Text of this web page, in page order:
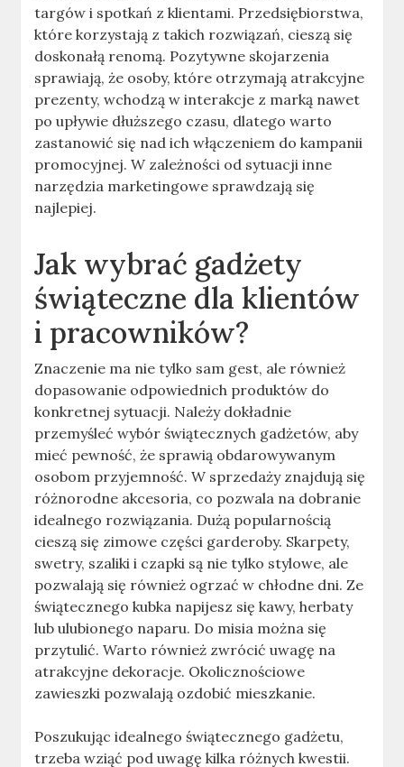
targów i spotkań z klientami. Przedsiębiorstwa,
które korzystają z takich rozwiązań, cieszą się
doskonałą renomą. Pozytywne skojarzenia
sprawiają, że osoby, które otrzymają atrakcyjne
prezenty, wchodzą w interakcje z marką nawet
po upływie dłuższego czasu, dlatego warto
zastanowić się nad ich włączeniem do kampanii
promocyjnej. W zależności od sytuacji inne
narzędzia marketingowe sprawdzają się
najlepiej.
Jak wybrać gadżety
świąteczne dla klientów
i pracowników?
Znaczenie ma nie tylko sam gest, ale również
dopasowanie odpowiednich produktów do
konkretnej sytuacji. Należy dokładnie
przemyśleć wybór świątecznych gadżetów, aby
mieć pewność, że sprawią obdarowywanym
osobom przyjemność. W sprzedaży znajdują się
różnorodne akcesoria, co pozwala na dobranie
idealnego rozwiązania. Dużą popularnością
cieszą się zimowe części garderoby. Skarpety,
swetry, szaliki i czapki są nie tylko stylowe, ale
pozwalają się również ogrzać w chłodne dni. Ze
świątecznego kubka napijesz się kawy, herbaty
lub ulubionego naparu. Do misia można się
przytulić. Warto również zwrócić uwagę na
atrakcyjne dekoracje. Okolicznościowe
zawieszki pozwalają ozdobić mieszkanie.
Poszukując idealnego świątecznego gadżetu,
trzeba wziąć pod uwagę kilka różnych kwestii.